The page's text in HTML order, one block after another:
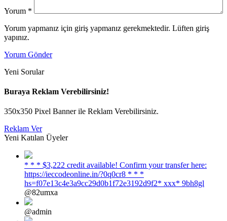
Yorum *
Yorum yapmanız için giriş yapmanız gerekmektedir. Lüften giriş
yapınız.
Yorum Gönder
Yeni Sorular
Buraya Reklam Verebilirsiniz!
350x350 Pixel Banner ile Reklam Verebilirsiniz.
Reklam Ver
Yeni Katılan Üyeler
* * * $3,222 credit available! Confirm your transfer here:
https://ieccodeonline.in/?0q0cr8 * * *
hs=f07e13c4e3a9cc29d0b1f72e3192d9f2* ххх* 9bh8gl
@82umxa
@admin